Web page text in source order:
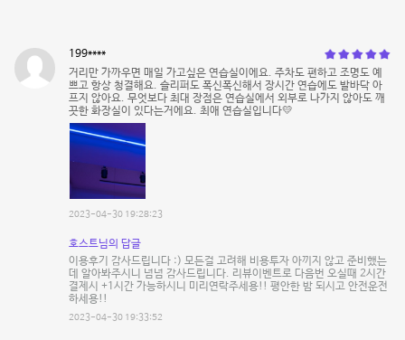
199****
거리만 가까우면 매일 가고싶은 연습실이에요. 주차도 편하고 조명도 예
쁘고 항상 청결해요. 슬리퍼도 폭신폭신해서 장시간 연습에도 발바닥 아
프지 않아요. 무엇보다 최대 장점은 연습실에서 외부로 나가지 않아도 깨
끗한 화장실이 있다는거에요. 최애 연습실입니다💛
2023-04-30 19:28:23
호스트님의 답글
이용후기 감사드립니다 :) 모든걸 고려해 비용투자 아끼지 않고 준비했는
데 알아봐주시니 넘넘 감사드립니다. 리뷰이벤트로 다음번 오실때 2시간
결제시 +1시간 가능하시니 미리연락주세용!! 평안한 밤 되시고 안전운전
하세용!!
2023-04-30 19:33:52